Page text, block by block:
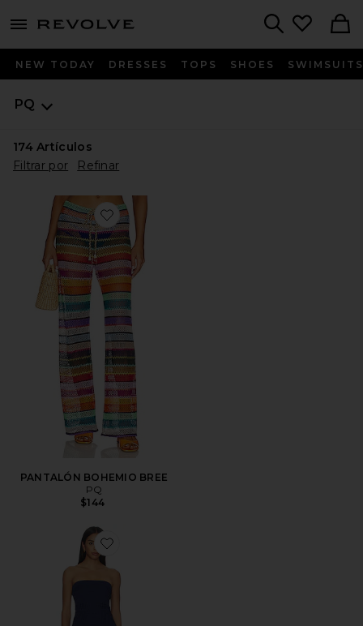
menu - shows more content
NEW TODAY DRESSES TOPS SHOES SWIMSUITS
PQ
174Artículos
Filtrar por
Refinar
Favorite PANTALÓN BOHEMIO BREE
PANTALÓN BOHEMIO BREE
PQ
$144
Favorite VESTIDO DE FLECOS MAXI MELISSA